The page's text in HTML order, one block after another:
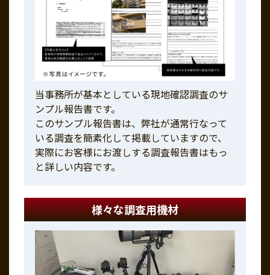
当事務所が基本としている現地確認調査のサ
ンプル報告書です。
このサンプル報告書は、弊社が通常行なって
いる調査を簡素化して掲載していますので、
実際にお客様にお渡しする調査報告書はもっ
と詳しい内容です。
様々な調査用機材